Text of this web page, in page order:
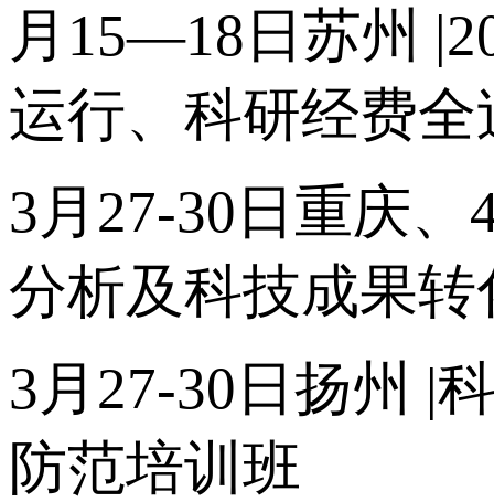
月15—18日苏州
运行、科研经费
3月27-30日重庆
分析及科技成果
3月27-30日扬州 |
防范培训班